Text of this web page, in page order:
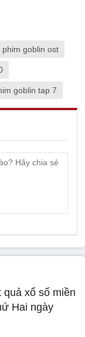
phim goblin ost
goblin tap 7
quả xổ số miền
Hai ngày